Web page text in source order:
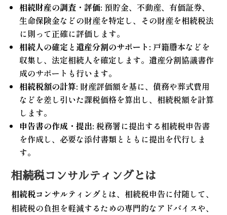
相続財産の調査・評価: 預貯金、不動産、有価証券、
生命保険金などの財産を特定し、その財産を相続税法
に則って正確に評価します。
相続人の確定と遺産分割のサポート: 戸籍謄本などを
収集し、法定相続人を確定します。遺産分割協議書作
成のサポートも行います。
相続税額の計算: 財産評価額を基に、債務や葬式費用
などを差し引いた課税価格を算出し、相続税額を計算
します。
申告書の作成・提出: 税務署に提出する相続税申告書
を作成し、必要な添付書類とともに提出を代行しま
す。
相続税コンサルティングとは
相続税コンサルティング とは、相続税申告に付随して、
相続税の負担を軽減するための専門的なアドバイスや、